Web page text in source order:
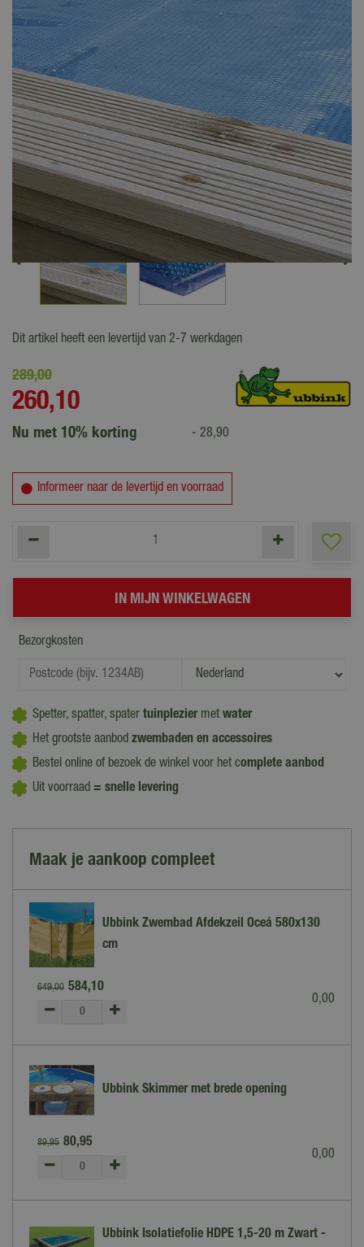
Dit artikel heeft een levertijd van 2-7 werkdagen
289,00
260,10
Nu met 10% korting - 28,90
Informeer naar de levertijd en voorraad
Bezorgkosten
Spetter, spatter, spater tuinplezier met water
Het grootste aanbod zwembaden en accessoires
Bestel online of bezoek de winkel voor het complete aanbod
Uit voorraad = snelle levering
Maak je aankoop compleet
Ubbink Zwembad Afdekzeil Oceá 580x130
cm
649,00 584,10
0,00
Ubbink Skimmer met brede opening
89,95 80,95
0,00
Ubbink Isolatiefolie HDPE 1,5-20 m Zwart -